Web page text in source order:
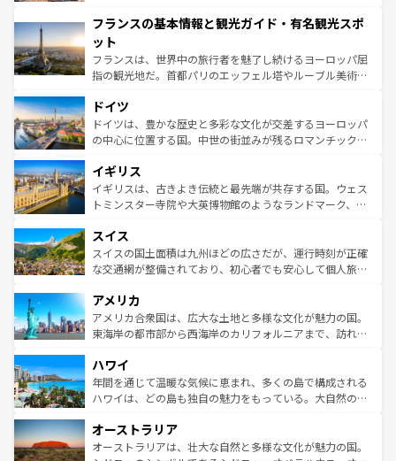
ませてくれるイタリアで、忘れられない旅をしてみよう！
なお、新着のイタリア情報は
しい。
文化が根付くこの国では、情熱的なフラメンコ、熱気あふ
れる闘牛、そして美味しいタパスが生活の一部となってい
る。首都マドリードの洗練された雰囲気や、バルセロナの
アートに溢れた街角から、地方では古代ローマ遺跡や中世
せる。地方によって風土や気候が異なるスペインはその個
性で訪れる人を魅了する。 なお、新着のスペイン情報は コ
ンテンツ一覧を参照してほしい。
フランスの基本情報と観光ガイド・有名観光スポ
ット
フランスは、世界中の旅行者を魅了し続けるヨーロッパ屈
指の観光地だ。首都パリのエッフェル塔やルーブル美術館
で、幅広い魅力が詰まっている。華麗な宮殿、歴史的な大
聖堂、美しいビーチ、そして豊かな自然が、訪れる者を心
から魅了する。また、フランスは美食の国としても知ら
いる。シャンパンの発祥地であるランス、プロヴァンスの
香り高いラベンダー畑など、多彩な楽しみ方が可能だ。さ
らに、パリ以外の地域にも魅力が溢れており、どの街角に
れる地方に足を運ぶとそれぞれで全く異なる文化を体験で
きるだろう。 なお、新着のフランス情報はコンテンツ一覧
を参照してほしい。
ドイツ
ドイツは、豊かな歴史と多彩な文化が交差するヨーロッパ
の中心に位置する国。中世の街並みが残るロマンチック街
顔を持つこの国は、どこを歩いても飽きることがない。ベ
ルリンの文化的活気、バイエルン州のアルプスの絶景、そ
してライン川沿いのワイン畑といった風景は必見。ビール
は、お酒好きな人にはぜひ体験してほしい。 なお、新着の
ドイツ情報はコンテンツ一覧を参照してほしい。
イギリス
イギリスは、古きよき伝統と最先端が共存する国。ウェス
トミンスター寺院や大英博物館のようなランドマーク、歴
リアごとに異なる魅力がある。また、優雅なアフタヌーン
ティー、ビール好きにはたまらない英国パブ、サッカー観
戦など、本場だからこそできる体験も豊富。イギリスを旅
ンツ一覧を参照してほしい。
スイス
スイスの国土面積は九州ほどの広さだが、運行時刻が正確
な交通網が整備されており、初心者でも安心して個人旅行
の建物がそのまま残る町や、スイスならではのユニークな
博物館もあり、アルプス観光だけでなく町歩きも満喫する
ことができる。国民の所得が高いため物価も高いが、旅行
ば市内交通費無料で観光を楽しむこともできる。 なお、新
着のスイス情報はコンテンツ一覧 を参照してほしい。
アメリカ
アメリカ合衆国は、広大な土地と多様な文化が魅力の国。
東海岸の都市部から西海岸のカリフォルニアまで、訪れる
のような巨大都市は、観光、ショッピング、エンターテイ
ンメントが詰まった刺激的なスポットだ。一方、アメリカ
西部には大自然が広がり、グランドキャニオンやイエロー
部のニューオーリンズでは、音楽と美食が融合した独特の
文化が魅力。旅行者はアメリカの各地域で異なる魅力を楽
ハワイ
年間を通じて温暖な気候に恵まれ、多くの島で構成される
ハワイは、どの島も独自の魅力をもっている。大自然の神
ワイ島は見逃せない。また、定番の観光地といえばオアフ
島だが、静かな自然を求めるならマウイ島やカウアイ島が
オーストラリア
オーストラリアは、壮大な自然と多様な文化が魅力の国。